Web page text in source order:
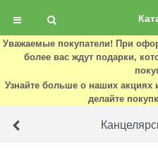
Уважаемые покупатели! При
более вас ждут подарки,
Узнайте больше о наших акциях
делайте